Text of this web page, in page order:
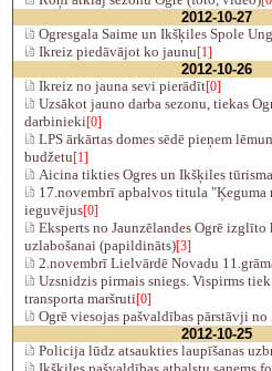
2012-10-27
Ogresgala Saime un Ikšķiles Spole
Ikreiz piedāvājot ko jaunu[1]
2012-10-26
Ikreiz no jauna sevi pierādīt[0]
Uzsākot jauno darba sezonu, tiekas
darbinieki[0]
LPS ārkārtas domes sēdē pieņem
budžetu[1]
Aicina tikties Ogres un Ikšķiles
17.novembrī apbalvos titula "Ķeguma
ieguvējus[0]
Eksperts no Jaunzēlandes Ogrē izglīto
uzlabošanai (papildināts)[3]
2.novembrī Lielvārdē Novadu
Uzsnidzis pirmais sniegs. Vispirms
transporta maršruti[0]
Ogrē viesojas pašvaldības pārstāvji
2012-10-25
Policija lūdz atsaukties laupīšanas